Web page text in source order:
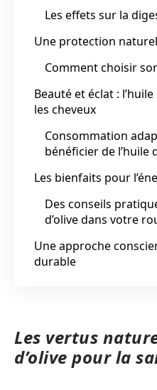
Les effets sur la
Une protection
Comment choisir
Beauté et éclat :
les cheveux
Consommation
bénéficier de l’huile
Les bienfaits pour
Des conseils
d’olive dans votre
Une approche
durable
Les vertus
d’olive pour la